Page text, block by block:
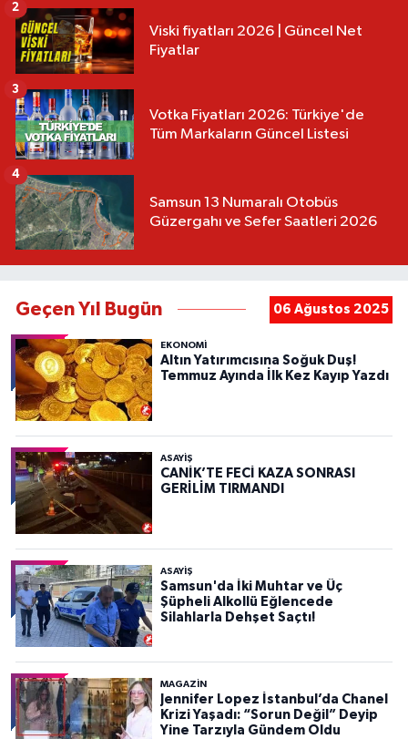
Viski fiyatları 2026 | Güncel Net
Fiyatlar
2
Votka Fiyatları 2026: Türkiye'de
Tüm Markaların Güncel Listesi
3
Samsun 13 Numaralı Otobüs
Güzergahı ve Sefer Saatleri 2026
4
Geçen Yıl Bugün 06 Ağustos 2025
EKONOMİ
Altın Yatırımcısına Soğuk Duş!
Temmuz Ayında İlk Kez Kayıp Yazdı
ASAYIŞ
CANİK’TE FECİ KAZA SONRASI
GERİLİM TIRMANDI
ASAYIŞ
Samsun'da İki Muhtar ve Üç
Şüpheli Alkollü Eğlencede
Silahlarla Dehşet Saçtı!
MAGAZİN
Jennifer Lopez İstanbul’da Chanel
Krizi Yaşadı: “Sorun Değil” Deyip
Yine Tarzıyla Gündem Oldu